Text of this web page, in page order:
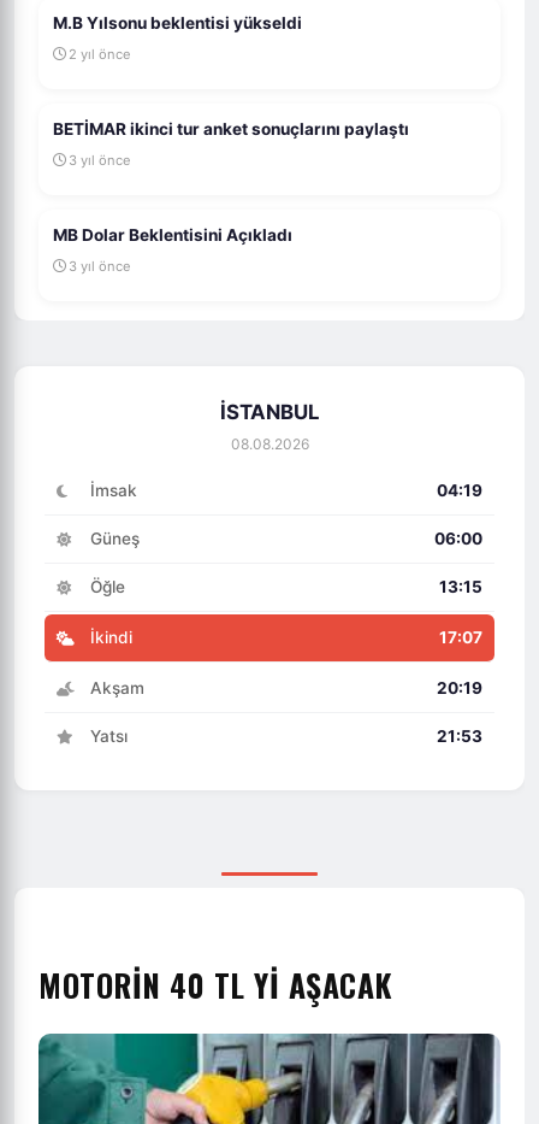
M.B Yılsonu beklentisi yükseldi
2 yıl önce
BETİMAR ikinci tur anket sonuçlarını paylaştı
3 yıl önce
MB Dolar Beklentisini Açıkladı
3 yıl önce
İSTANBUL
08.08.2026
İmsak 04:19
Güneş 06:00
Öğle 13:15
İkindi 17:07
Akşam 20:19
Yatsı 21:53
MOTORIN 40 TL YI AŞACAK